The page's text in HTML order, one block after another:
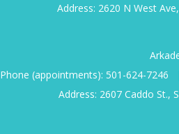
Address: 2620 N West
Phone (appointments): 501-624-7246
Address: 2607 Caddo St.,